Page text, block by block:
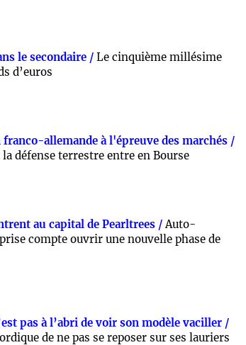
le secondaire / Le cinquième millésime
d’euros
allemande à l'épreuve des marchés /
défense terrestre entre en Bourse
au capital de Pearltrees /Auto-
compte ouvrir une nouvelle phase de
pas à l’abri de voir son modèle vaciller /
de ne pas se reposer sur ses lauriers